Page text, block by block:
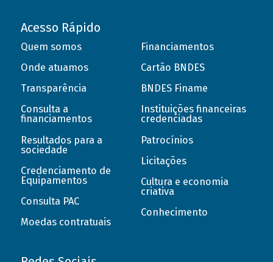
Acesso Rápido
Quem somos
Onde atuamos
Transparência
Consulta a
financiamentos
Resultados para a
sociedade
Credenciamento de
Equipamentos
Consulta PAC
Moedas contratuais
Financiamentos
Cartão BNDES
BNDES Finame
Instituições financeiras
credenciadas
Patrocínios
Licitações
Cultura e economia
criativa
Conhecimento